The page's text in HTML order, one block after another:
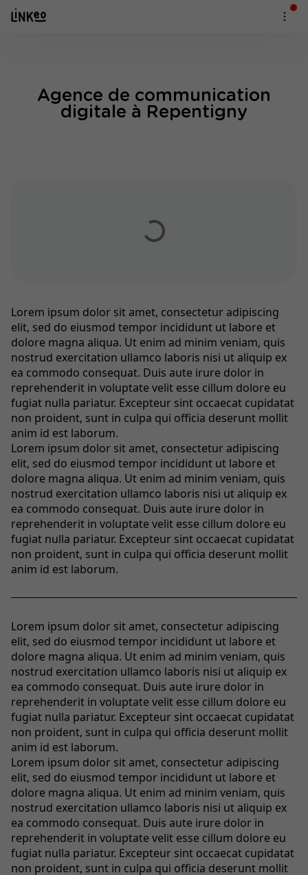
Agence de communication
digitale à Repentigny
Lorem ipsum dolor sit amet, consectetur adipiscing
elit, sed do eiusmod tempor incididunt ut labore et
dolore magna aliqua. Ut enim ad minim veniam, quis
nostrud exercitation ullamco laboris nisi ut aliquip ex
ea commodo consequat. Duis aute irure dolor in
reprehenderit in voluptate velit esse cillum dolore eu
fugiat nulla pariatur. Excepteur sint occaecat cupidatat
non proident, sunt in culpa qui officia deserunt mollit
anim id est laborum.
Lorem ipsum dolor sit amet, consectetur adipiscing
elit, sed do eiusmod tempor incididunt ut labore et
dolore magna aliqua. Ut enim ad minim veniam, quis
nostrud exercitation ullamco laboris nisi ut aliquip ex
ea commodo consequat. Duis aute irure dolor in
reprehenderit in voluptate velit esse cillum dolore eu
fugiat nulla pariatur. Excepteur sint occaecat cupidatat
non proident, sunt in culpa qui officia deserunt mollit
anim id est laborum.
Lorem ipsum dolor sit amet, consectetur adipiscing
elit, sed do eiusmod tempor incididunt ut labore et
dolore magna aliqua. Ut enim ad minim veniam, quis
nostrud exercitation ullamco laboris nisi ut aliquip ex
ea commodo consequat. Duis aute irure dolor in
reprehenderit in voluptate velit esse cillum dolore eu
fugiat nulla pariatur. Excepteur sint occaecat cupidatat
non proident, sunt in culpa qui officia deserunt mollit
anim id est laborum.
Lorem ipsum dolor sit amet, consectetur adipiscing
elit, sed do eiusmod tempor incididunt ut labore et
dolore magna aliqua. Ut enim ad minim veniam, quis
nostrud exercitation ullamco laboris nisi ut aliquip ex
ea commodo consequat. Duis aute irure dolor in
reprehenderit in voluptate velit esse cillum dolore eu
fugiat nulla pariatur. Excepteur sint occaecat cupidatat
non proident, sunt in culpa qui officia deserunt mollit